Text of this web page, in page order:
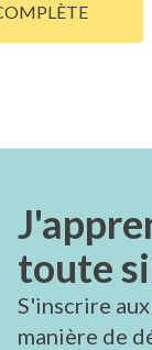
toute
S'inscrire
manière de